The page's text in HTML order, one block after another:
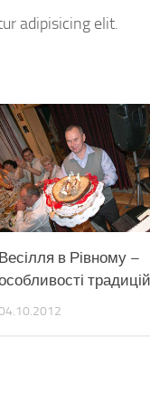
adipisicing elit.
Весілля в Рівному –
традицій.